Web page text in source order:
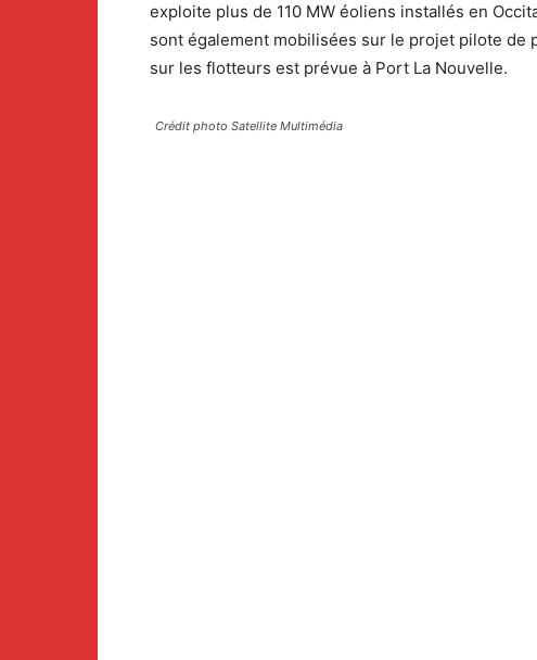
exploite plus de 110 MW éoliens installés en
sont également mobilisées sur le projet pilote de
sur les flotteurs est prévue à Port La Nouvelle.
Crédit photo Satellite Multimédia